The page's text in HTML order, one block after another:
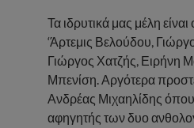
Τα ιδρυτικά μας μέλη
‘Άρτεμις Βελούδου,
Γιώργος Χατζής, Ειρήνη
Μπενίση. Αργότερα
Ανδρέας Μιχαηλίδης όπου
αφηγητής των δυο